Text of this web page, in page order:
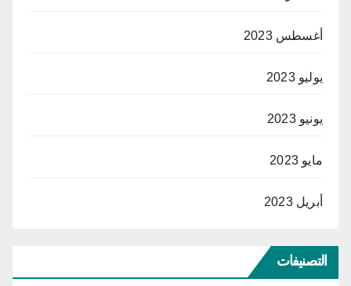
أغسطس 2023
يوليو 2023
يونيو 2023
مايو 2023
أبريل 2023
التصنيفات